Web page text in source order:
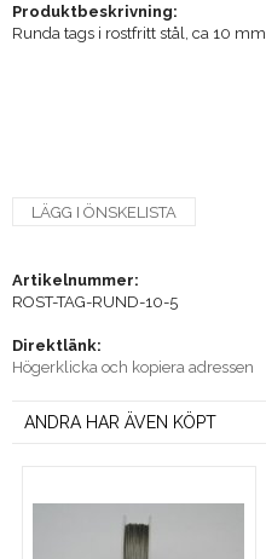
Produktbeskrivning:
Runda tags i rostfritt stål, ca 10 mm
LÄGG I ÖNSKELISTA
Artikelnummer:
ROST-TAG-RUND-10-5
Direktlänk:
Högerklicka och kopiera adressen
ANDRA HAR ÄVEN KÖPT